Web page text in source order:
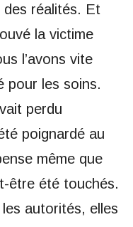
des réalités. Et
la victime
l’avons vite
pour les soins.
perdu
poignardé au
même que
être été touchés.
autorités, elles